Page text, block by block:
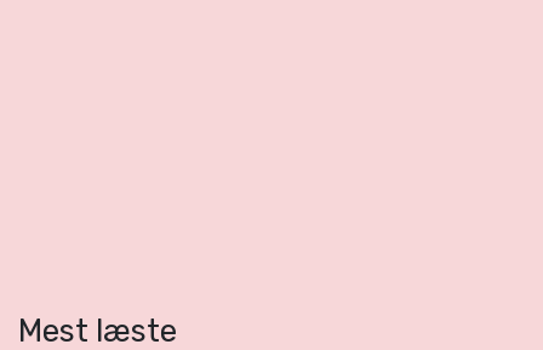
Mest læste